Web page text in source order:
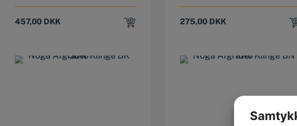
457,00 DKK 275,00 DKK